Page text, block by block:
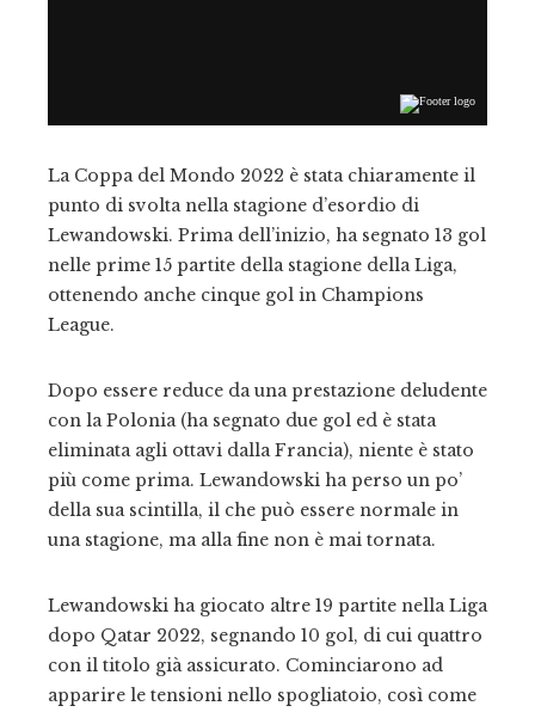
La Coppa del Mondo 2022 è stata chiaramente il
punto di svolta nella stagione d’esordio di
Lewandowski. Prima dell’inizio, ha segnato 13 gol
nelle prime 15 partite della stagione della Liga,
ottenendo anche cinque gol in Champions
League.
Dopo essere reduce da una prestazione deludente
con la Polonia (ha segnato due gol ed è stata
eliminata agli ottavi dalla Francia), niente è stato
più come prima. Lewandowski ha perso un po’
della sua scintilla, il che può essere normale in
una stagione, ma alla fine non è mai tornata.
Lewandowski ha giocato altre 19 partite nella Liga
dopo Qatar 2022, segnando 10 gol, di cui quattro
con il titolo già assicurato. Cominciarono ad
apparire le tensioni nello spogliatoio, così come